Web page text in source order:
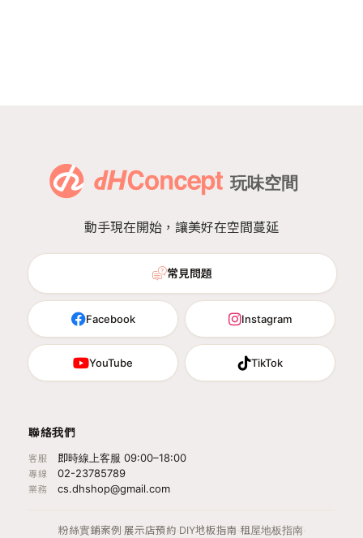
動手現在開始，讓美好在空間蔓延
常見問題
Facebook Instagram
YouTube TikTok
聯絡我們
客服 即時線上客服 09:00–18:00
專線 02-23785789
業務 cs.dhshop@gmail.com
粉絲實鋪案例 ·展示店預約·DIY地板指南 ·租屋地板指南·